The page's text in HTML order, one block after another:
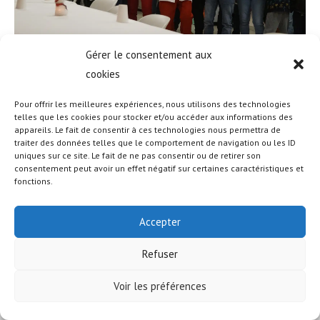
Gérer le consentement aux
cookies
Pour offrir les meilleures expériences, nous utilisons des technologies
telles que les cookies pour stocker et/ou accéder aux informations des
appareils. Le fait de consentir à ces technologies nous permettra de
traiter des données telles que le comportement de navigation ou les ID
uniques sur ce site. Le fait de ne pas consentir ou de retirer son
consentement peut avoir un effet négatif sur certaines caractéristiques et
fonctions.
Accepter
Refuser
Voir les préférences
© COPYRIGHT - OCEANWP THEME BY NICK